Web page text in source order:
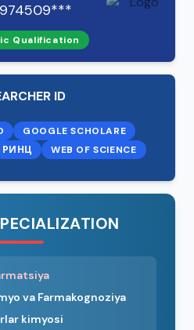
Academic Qualification
ID
GOOGLE SCHOLARE
РИНЦ WEB OF SCIENCE
va Farmakognoziya
kimyosi